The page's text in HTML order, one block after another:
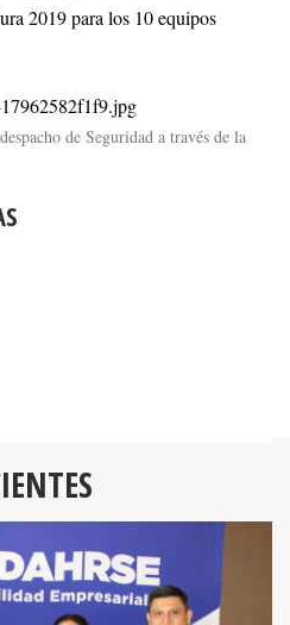
2019 para los 10 equipos
de Seguridad a través de la